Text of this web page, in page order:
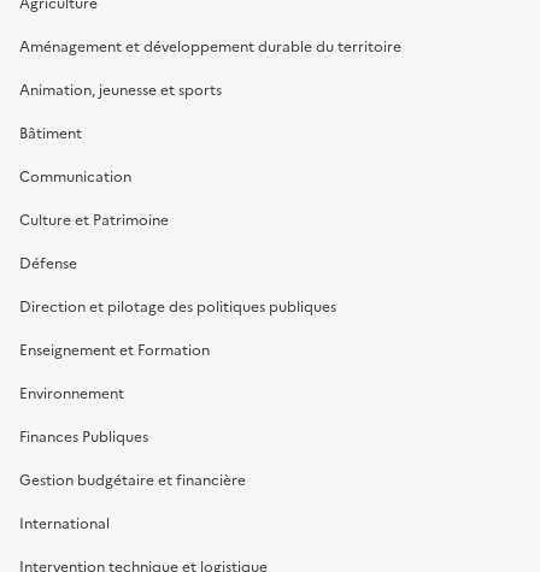
Aménagement et développement durable du territoire
Animation, jeunesse et sports
Bâtiment
Communication
Culture et Patrimoine
Défense
Direction et pilotage des politiques publiques
Enseignement et Formation
Environnement
Finances Publiques
Gestion budgétaire et financière
International
Intervention technique et logistique